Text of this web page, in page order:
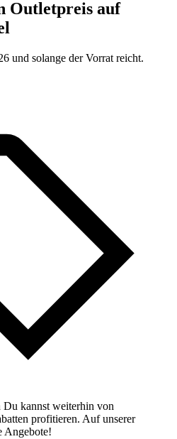
Outletpreis auf
und solange der Vorrat reicht.
Du kannst weiterhin von
profitieren. Auf unserer
Angebote!